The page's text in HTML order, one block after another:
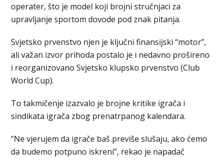
operater, što je model koji brojni stručnjaci za
upravljanje sportom dovode pod znak pitanja.
Svjetsko prvenstvo njen je ključni finansijski “motor”,
ali važan izvor prihoda postalo je i nedavno prošireno
i reorganizovano Svjetsko klupsko prvenstvo (Club
World Cup).
To takmičenje izazvalo je brojne kritike igrača i
sindikata igrača zbog prenatrpanog kalendara.
“Ne vjerujem da igrače baš previše slušaju, ako ćemo
da budemo potpuno iskreni”, rekao je napadač